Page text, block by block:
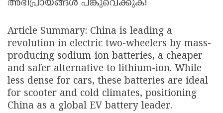
അഭിപ്രായങ്ങൾ പങ്കുവെക്കുക!
Article Summary: China is leading a
revolution in electric two-wheelers by mass-
producing sodium-ion batteries, a cheaper
and safer alternative to lithium-ion. While
less dense for cars, these batteries are ideal
for scooter and cold climates, positioning
China as a global EV battery leader.